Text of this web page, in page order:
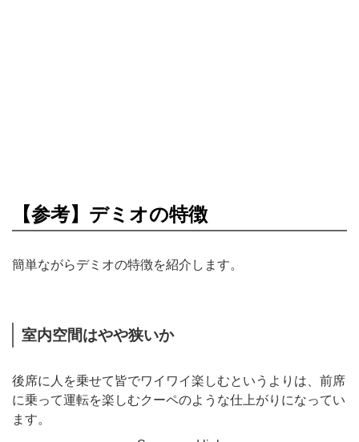
【参考】デミオの特徴
簡単ながらデミオの特徴を紹介します。
室内空間はやや狭いか
後席に人を乗せて皆でワイワイ楽しむというよりは、前席
に乗って運転を楽しむクーペのような仕上がりになってい
ます。